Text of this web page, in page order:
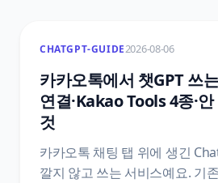
CHATGPT-GUIDE2026-08-06
카카오톡에서 챗GPT 쓰
연결·Kakao Tools 4종·
것
카카오톡 채팅 탭 위에 생긴
깔지 않고 쓰는 서비스예요. 기